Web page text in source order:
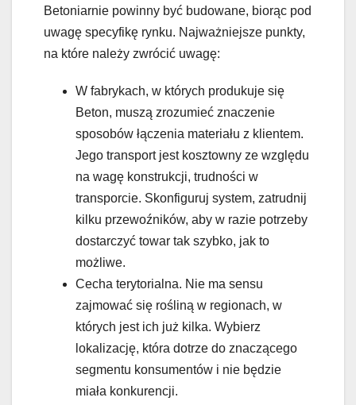
Betoniarnie powinny być budowane, biorąc pod
uwagę specyfikę rynku. Najważniejsze punkty,
na które należy zwrócić uwagę:
W fabrykach, w których produkuje się
Beton, muszą zrozumieć znaczenie
sposobów łączenia materiału z klientem.
Jego transport jest kosztowny ze względu
na wagę konstrukcji, trudności w
transporcie. Skonfiguruj system, zatrudnij
kilku przewoźników, aby w razie potrzeby
dostarczyć towar tak szybko, jak to
możliwe.
Cecha terytorialna. Nie ma sensu
zajmować się rośliną w regionach, w
których jest ich już kilka. Wybierz
lokalizację, która dotrze do znaczącego
segmentu konsumentów i nie będzie
miała konkurencji.